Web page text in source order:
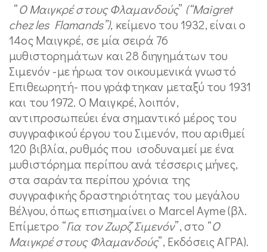
“Ο Μαιγκρέ στους Φλαμανδούς” (“Maigret
chez les Flamands”), κείμενο του 1932, είναι ο
14οςΜαιγκρέ, σε μία σειρά 76
μυθιστορημάτων και 28 διηγημάτων του
Σιμενόν -με ήρωα τον οικουμενικά γνωστό
Επιθεωρητή- που γράφτηκαν μεταξύ του 1931
και του 1972. Ο Μαιγκρέ, λοιπόν,
αντιπροσωπεύει ένα σημαντικό μέρος του
συγγραφικού έργου του Σιμενόν, που αριθμεί
120 βιβλία, ρυθμός που ισοδυναμεί με ένα
μυθιστόρημα περίπου ανά τέσσερις μήνες,
στα σαράντα περίπου χρόνια της
συγγραφικής δραστηριότητας του μεγάλου
Βέλγου, όπως επισημαίνει ο Marcel Ayme (βλ.
Επίμετρο “Για τον Ζωρζ Σιμενόν”, στο “Ο
Μαιγκρέ στους Φλαμανδούς”, Εκδόσεις ΑΓΡΑ).